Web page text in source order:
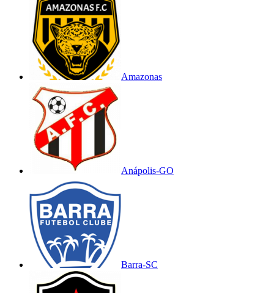
Amazonas
Anápolis-GO
Barra-SC